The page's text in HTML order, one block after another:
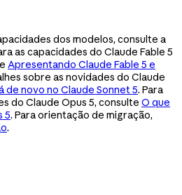
dos modelos, consulte a
as capacidades do Claude Fable 5
Apresentando Claude Fable 5 e
sobre as novidades do Claude
de novo no Claude Sonnet 5. Para
do Claude Opus 5, consulte O que
5. Para orientação de migração,
.